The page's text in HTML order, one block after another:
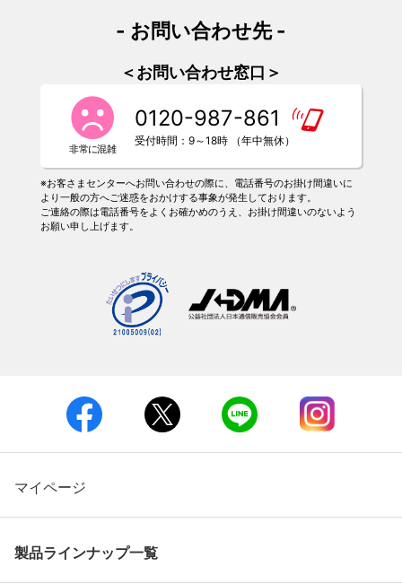
- お問い合わせ先 -
＜お問い合わせ窓口＞
0120-987-861
受付時間：9～18時 （年中無休）
※お客さまセンターへお問い合わせの際に、電話番号のお掛け間違いに
より一般の方へご迷惑をおかけする事象が発生しております。
ご連絡の際は電話番号をよくお確かめのうえ、お掛け間違いのないよう
お願い申し上げます。
マイページ
製品ラインナップ一覧